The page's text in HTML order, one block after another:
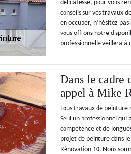
délicatesse, pour vous
conseils sur vos travaux
en occuper, n’hésitez
vous offrons notre
professionnelle veillera à
Dans le cadre
appel à Mike
Tous travaux de peinture
Seul un professionnel qui
compétence et de
projet de peinture dans
Rénovation 10. Nous